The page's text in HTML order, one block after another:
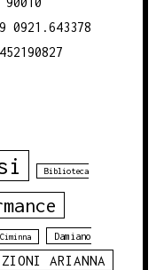
Biblioteca
Ciminna Damiano
ARIANNA